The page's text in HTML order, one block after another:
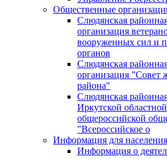
Общественные
Слюдянская
организация
вооруженных сил и
органов
Слюдянская
организация
района"
Слюдянская
Иркутской
общероссийской
"Всероссийское о
Информация для населения
Информация о